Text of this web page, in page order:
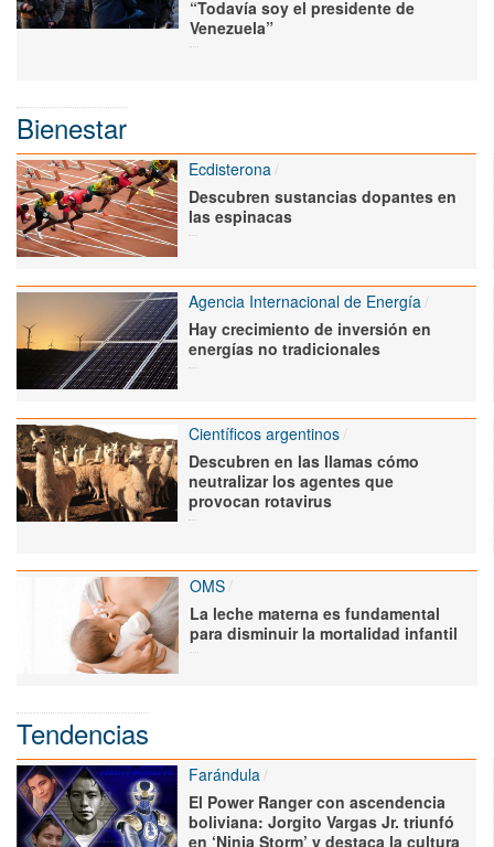
“Todavía soy el presidente de
Venezuela”
Bienestar
Ecdisterona
Descubren sustancias dopantes en
las espinacas
Agencia Internacional de Energía
Hay crecimiento de inversión en
energías no tradicionales
Científicos argentinos
Descubren en las llamas cómo
neutralizar los agentes que
provocan rotavirus
OMS
La leche materna es fundamental
para disminuir la mortalidad infantil
Tendencias
Farándula
El Power Ranger con ascendencia
boliviana: Jorgito Vargas Jr. triunfó
en ‘Ninja Storm’ y destaca la cultura